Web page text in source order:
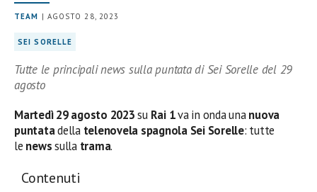
TEAM | AGOSTO 28, 2023
SEI SORELLE
Tutte le principali news sulla puntata di Sei Sorelle del 29
agosto
Martedì 29 agosto 2023su Rai 1va in onda unanuova
puntatadellatelenovela spagnola Sei Sorelle: tutte
le newssulla trama.
Contenuti